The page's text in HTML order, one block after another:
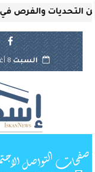
والفرص في سوق
السبت8 أغسطس 2026